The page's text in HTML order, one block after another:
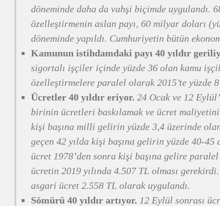
döneminde daha da vahşi biçimde uygulandı.
özelleştirmenin aslan payı, 60 milyar doları
döneminde yapıldı. Cumhuriyetin bütün
Kamunun istihdamdaki payı 40 yıldır
sigortalı işçiler içinde yüzde 36 olan kamu
özelleştirmelere paralel olarak 2015’te yüzde
Ücretler 40 yıldır eriyor. 24 Ocak ve 12
birinin ücretleri baskılamak ve ücret
kişi başına milli gelirin yüzde 3,4 üzerinde
geçen 42 yılda kişi başına gelirin yüzde 40-45
ücret 1978’den sonra kişi başına gelire
ücretin 2019 yılında 4.507 TL olması
asgari ücret 2.558 TL olarak uygulandı.
Sömürü 40 yıldır artıyor. 12 Eylül sonrası